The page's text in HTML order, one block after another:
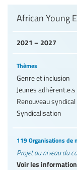
2021 – 2027
African Young
Thèmes
Genre et inclusion
Jeunes adhérent.e.s
Renouveau syndical
Syndicalisation
119 Organisations de
Projet au niveau du
Voir les